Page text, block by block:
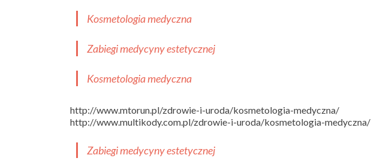
Kosmetologia medyczna
Zabiegi medycyny estetycznej
Kosmetologia medyczna
http://www.mtorun.pl/zdrowie-i-uroda/kosmetologia-medyczna/
http://www.multikody.com.pl/zdrowie-i-uroda/kosmetologia-medyczna/
Zabiegi medycyny estetycznej